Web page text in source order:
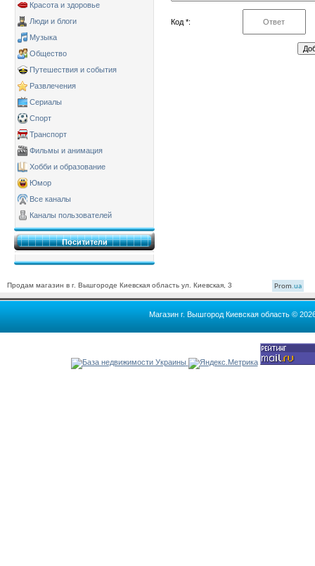
Красота и здоровье
Люди и блоги
Музыка
Общество
Путешествия и события
Развлечения
Сериалы
Спорт
Транспорт
Фильмы и анимация
Хобби и образование
Юмор
Все каналы
Каналы пользователей
Поситители
Код *:
Продам магазин в г. Вышгороде Киевская область ул. Киевская, 3 Prom.ua
Магазин г. Вышгород Киевская область ©